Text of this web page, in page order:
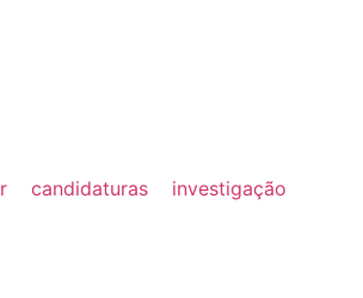
candidaturas
investigação